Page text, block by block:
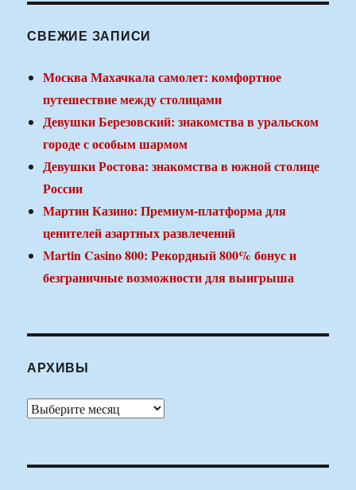
СВЕЖИЕ ЗАПИСИ
Москва Махачкала самолет: комфортное
путешествие между столицами
Девушки Березовский: знакомства в уральском
городе с особым шармом
Девушки Ростова: знакомства в южной столице
России
Мартин Казино: Премиум-платформа для
ценителей азартных развлечений
Martin Casino 800: Рекордный 800% бонус и
безграничные возможности для выигрыша
АРХИВЫ
Архивы